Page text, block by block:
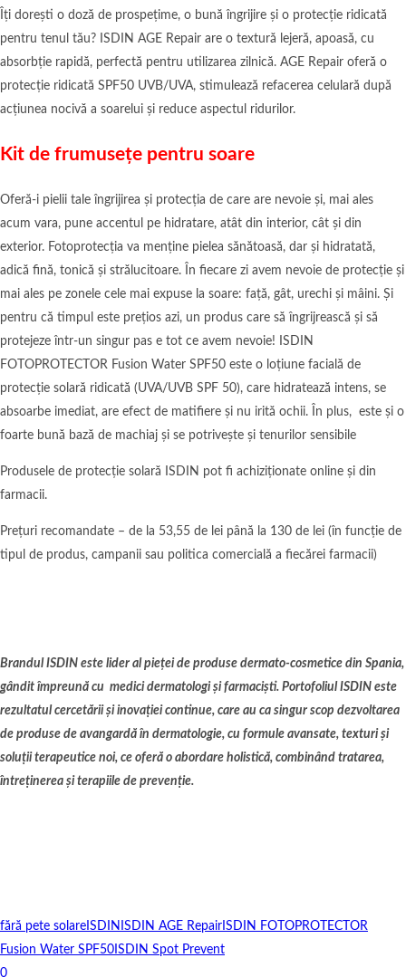
Îți dorești o doză de prospețime, o bună îngrijire și o protecție ridicată
pentru tenul tău? ISDIN AGE Repair are o textură lejeră, apoasă, cu
absorbție rapidă, perfectă pentru utilizarea zilnică. AGE Repair oferă o
protecție ridicată SPF50 UVB/UVA, stimulează refacerea celulară după
acțiunea nocivă a soarelui și reduce aspectul ridurilor.
Kit de frumusețe pentru soare
Oferă-i pielii tale îngrijirea și protecția de care are nevoie și, mai ales
acum vara, pune accentul pe hidratare, atât din interior, cât și din
exterior. Fotoprotecția va menține pielea sănătoasă, dar și hidratată,
adică fină, tonică și strălucitoare. În fiecare zi avem nevoie de protecție și
mai ales pe zonele cele mai expuse la soare: față, gât, urechi și mâini. Și
pentru că timpul este prețios azi, un produs care să îngrijrească și să
protejeze într-un singur pas e tot ce avem nevoie! ISDIN
FOTOPROTECTOR Fusion Water SPF50 este o loțiune facială de
protecție solară ridicată (UVA/UVB SPF 50), care hidratează intens, se
absoarbe imediat, are efect de matifiere și nu irită ochii. În plus, este și o
foarte bună bază de machiaj și se potrivește și tenurilor sensibile
Produsele de protecție solară ISDIN pot fi achiziționate online și din
farmacii.
Prețuri recomandate – de la 53,55 de lei până la 130 de lei (în funcție de
tipul de produs, campanii sau politica comercială a fiecărei farmacii)
Brandul ISDIN este lider al pieței de produse dermato-cosmetice din Spania,
gândit împreună cu medici dermatologi şi farmacişti. Portofoliul ISDIN este
rezultatul cercetării şi inovaṭiei continue, care au ca singur scop dezvoltarea
de produse de avangardă în dermatologie, cu formule avansate, texturi şi
soluṭii terapeutice noi, ce oferă o abordare holistică, combinând tratarea,
întreṭinerea şi terapiile de prevenṭie.
fără pete solare ISDIN ISDIN AGE Repair ISDIN FOTOPROTECTOR
Fusion Water SPF50 ISDIN Spot Prevent
0